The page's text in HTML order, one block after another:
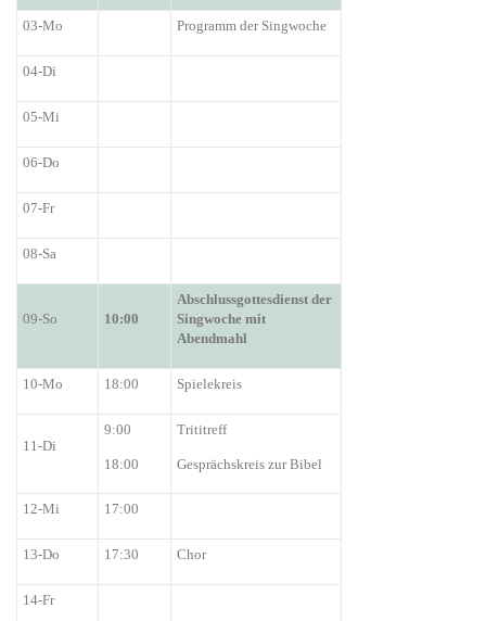
03-Mo Programm der Singwoche
04-Di
05-Mi
06-Do
07-Fr
08-Sa
09-So 10:00
Abschlussgottesdienst der
Singwoche mit
Abendmahl
10-Mo 18:00 Spielekreis
11-Di
9:00
18:00
Trititreff
Gesprächskreis zur Bibel
12-Mi 17:00
13-Do 17:30 Chor
14-Fr